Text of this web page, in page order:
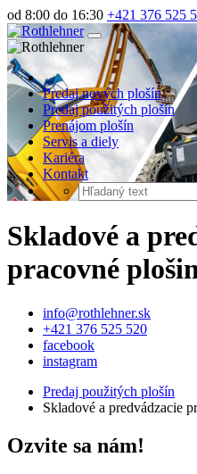
od 8:00 do 16:30 +421 376 525
Predaj nových plošín
Predaj použitých plošín
Prenájom plošín
Servis a diely
Kariéra
Kontakt
Skladové a
pracovné
info@rothlehner.sk
+421 376 525 520
facebook
instagram
Predaj použitých plošín
Skladové a predvádzacie
Ozvite sa nám!